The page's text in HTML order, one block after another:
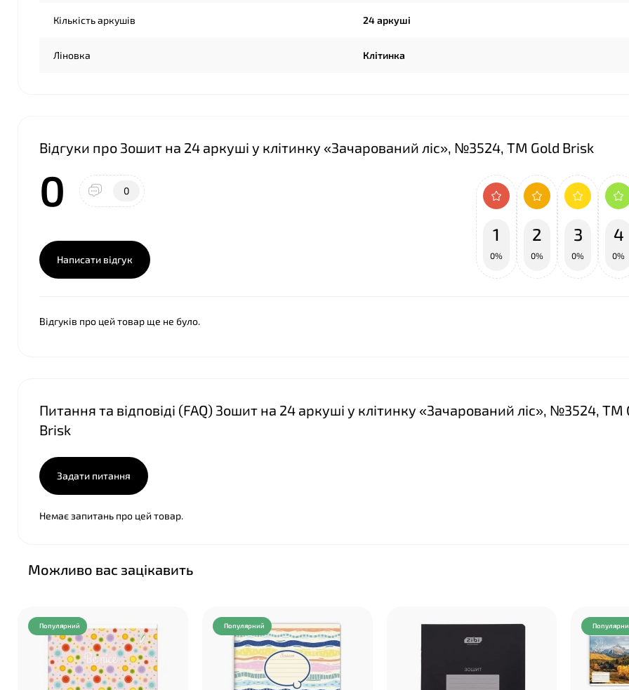
Кількість аркушів 24 аркуші
Ліновка Клітинка
Відгуки про Зошит на 24 аркуші у клітинку «Зачарований ліс», №3524, ТМ Gold Brisk
0 0
Написати відгук
1
0%
2
0%
3
0%
4
0%
Відгуків про цей товар ще не було.
Питання та відповіді (FAQ) Зошит на 24 аркуші у клітинку «Зачарований ліс», №3524, ТМ
Brisk
Задати питання
Немає запитань про цей товар.
Можливо вас зацікавить
Популярний Популярний